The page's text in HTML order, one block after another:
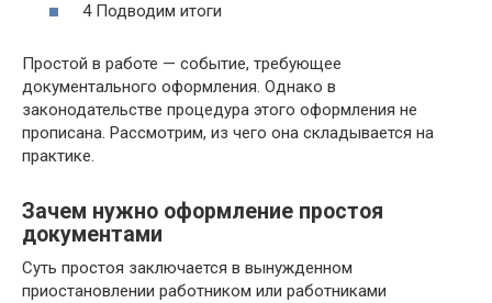
4 Подводим итоги
Простой в работе — событие, требующее
документального оформления. Однако в
законодательстве процедура этого оформления не
прописана. Рассмотрим, из чего она складывается на
практике.
Зачем нужно оформление простоя
документами
Суть простоя заключается в вынужденном
приостановлении работником или работниками